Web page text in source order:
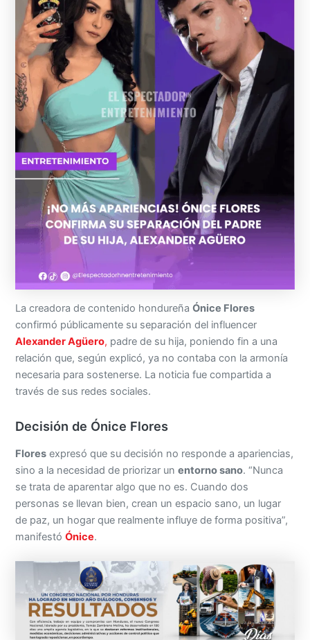
La creadora de contenido hondureñaÓnice Flores
confirmó públicamente su separación del influencer
Alexander Agüero, padre de su hija, poniendo fin a una
relación que, según explicó, ya no contaba con la armonía
necesaria para sostenerse. La noticia fue compartida a
través de sus redes sociales.
Decisión de Ónice Flores
Flores expresó que su decisión no responde a apariencias,
sino a la necesidad de priorizar unentorno sano. “Nunca
se trata de aparentar algo que no es. Cuando dos
personas se llevan bien, crean un espacio sano, un lugar
de paz, un hogar que realmente influye de forma positiva”,
manifestó Ónice.